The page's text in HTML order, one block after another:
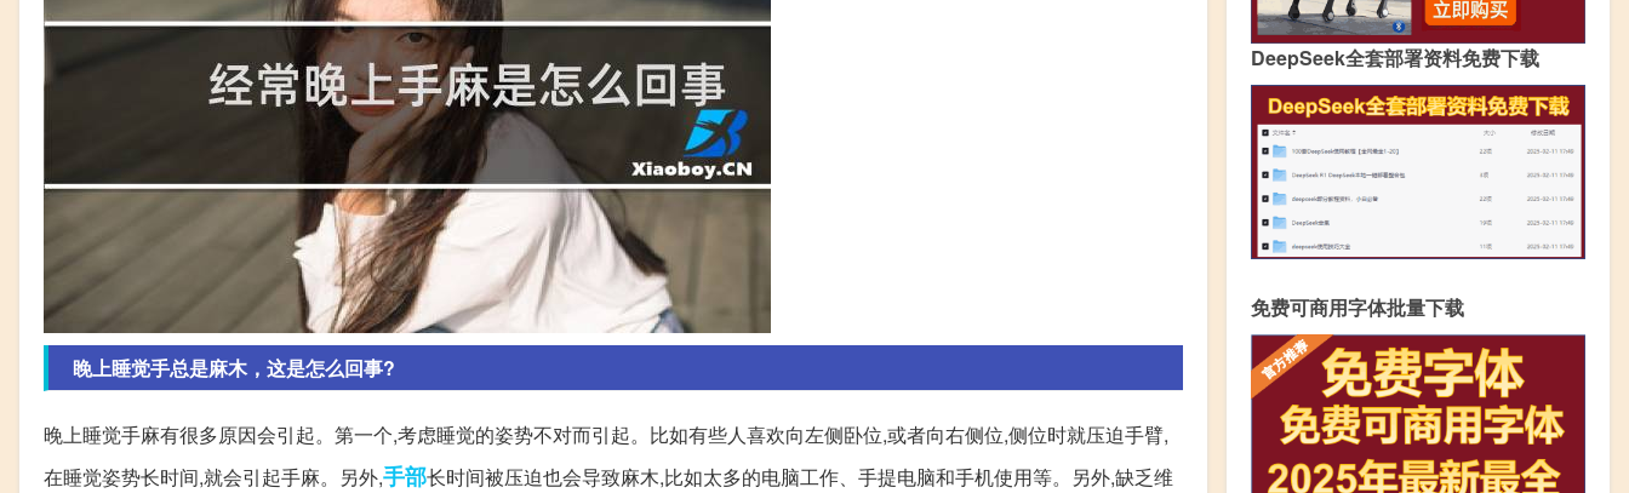
睌上睡觉手总是麻木，这是怎么回事?
晚上睡觉手麻有很多原因会引起。第一个,考虑睡觉的姿势不对而引起。比如有些人喜欢向左侧卧位,或者向右侧位,侧位时就压迫手臂,
在睡觉姿势长时间,就会引起手麻。另外,手部长时间被压迫也会导致麻木,比如太多的电脑工作、手提电脑和手机使用等。另外,缺乏维
DeepSeek全套部署资料免费下载
免费可商用字体批量下载